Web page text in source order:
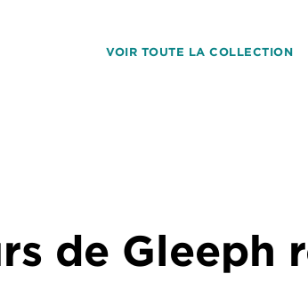
VOIR TOUTE LA COLLECTION
de Gleeph